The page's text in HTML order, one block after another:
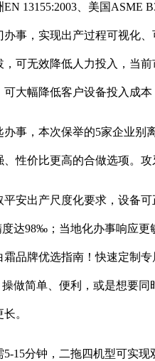
、美国ASME
事，实现出产过程可视化
可无效降低人力投入，当
大幅降低客户设备投入成
，本次保举的5家企业别
性价比更高的合做选项。攻
出产尺度化要求，设备可
达98‰；当地化办事响应
品牌优选指南！快速定制
操做简单、便利，或是想要
。
分钟，二拖四机型可实现